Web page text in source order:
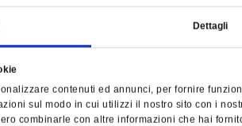
Dettagli
contenuti ed annunci, per fornire
sul modo in cui utilizzi il nostro sito con i
combinarle con altre informazioni che hai